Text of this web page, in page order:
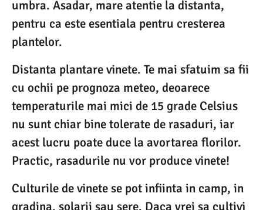
umbra. Asadar, mare atentie la distanta,
pentru ca este esentiala pentru cresterea
plantelor.
Distanta plantare vinete. Te mai sfatuim sa fii
cu ochii pe prognoza meteo, deoarece
temperaturile mai mici de 15 grade Celsius
nu sunt chiar bine tolerate de rasaduri, iar
acest lucru poate duce la avortarea florilor.
Practic, rasadurile nu vor produce vinete!
Culturile de vinete se pot infiinta in camp, in
gradina, solarii sau sere. Daca vrei sa cultivi